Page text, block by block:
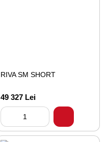
RIVA SM SHORT
49 327 Lei